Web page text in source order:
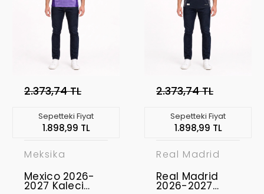
2.373,74 TL
Sepetteki Fiyat
1.898,99 TL
Meksika
Mexico 2026-
2027 Kaleci
2.373,74 TL
Sepetteki Fiyat
1.898,99 TL
Real Madrid
Real Madrid
2026-2027